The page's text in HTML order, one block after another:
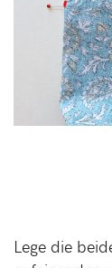
Lege die